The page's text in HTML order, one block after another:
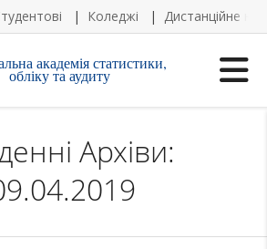
Коледжі Дистанційне
академія статистики,
обліку та аудиту
Архіви: